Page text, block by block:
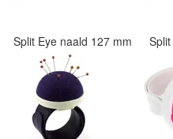
Split Eye naald 127 mm